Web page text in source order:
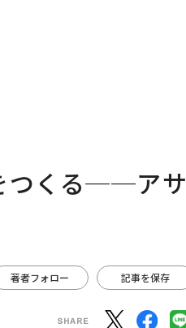
つくる──アサ
著者フォロー 記事を保存